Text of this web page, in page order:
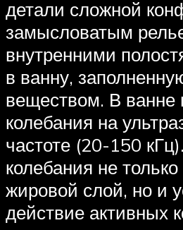
детали сложной
замысловатым
внутренними
в ванну,
веществом. В ванне
колебания на
частоте (20-150
колебания не
жировой слой, но и
действие активных